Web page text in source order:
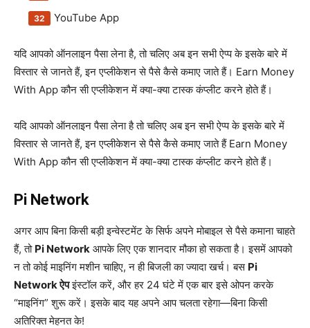
YouTube App
यदि आपको ऑनलाइन पैसा लेना है, तो चलिए अब इन सभी ऐप्प के इसके बारे में
विस्तार से जानते हैं, इन एप्लीकेशन से पैसे कैसे कमाए जाते हैं। Earn Money
With App कौन सी एप्लीकेशन में क्या-क्या टास्क कंप्लीट करने होते हैं।
यदि आपको ऑनलाइन पैसा लेना है तो चलिए अब इन सभी ऐप्प के इसके बारे में
विस्तार से जानते हैं, इन एप्लीकेशन से पैसे कैसे कमाए जाते हैं Earn Money
With App कौन सी एप्लीकेशन में क्या-क्या टास्क कंप्लीट करने होते हैं।
Pi Network
अगर आप बिना किसी बड़ी इन्वेस्टमेंट के सिर्फ अपने मोबाइल से पैसे कमाना चाहते
हैं, तो Pi Network आपके लिए एक शानदार मौका हो सकता है। इसमें आपको
न तो कोई माइनिंग मशीन चाहिए, न ही बिजली का ज्यादा खर्च। बस Pi
Network ऐपइंस्टॉल करें, और हर 24 घंटे में एक बार इसे ओपन करके
“माइनिंग” शुरू करें। इसके बाद यह अपने आप चलता रहेगा—बिना किसी
अतिरिक्त मेहनत के!